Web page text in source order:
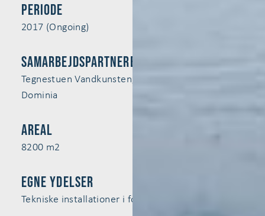
Periode
2017 (Ongoing)
Samarbejdspartnere
Tegnestuen Vandkunsten, BM Byggeindustri og
Dominia
Areal
8200 m2
egne ydelser
Tekniske installationer i form af klimatilpasning